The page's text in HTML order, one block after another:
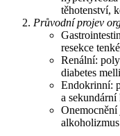
těhotenství,
Průvodní projev
resekce
Renální:
diabetes
Endokrinní:
a
Onemocnění
alkoholizmus